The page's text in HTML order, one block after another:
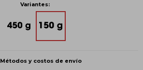
Variantes:
Métodos y costos de envío